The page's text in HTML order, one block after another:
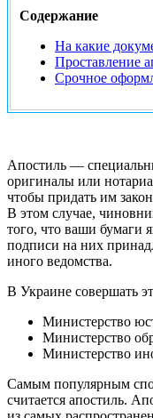
Содержание
На какие
Проставление
Срочное
Апостиль —
оригиналы или
чтобы придать им
В этом случае,
того, что ваши бумаги
подписи на них
иного ведомства.
В Украине совершать
Министерство
Министерство
Министерство
Самым популярным
считается апостиль.